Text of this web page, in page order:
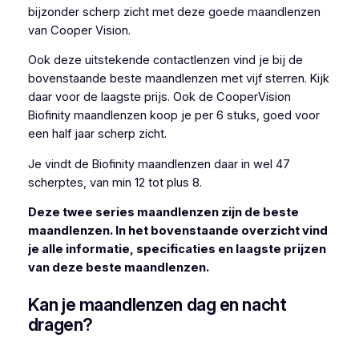
bijzonder scherp zicht met deze goede maandlenzen
van Cooper Vision.
Ook deze uitstekende contactlenzen vind je bij de
bovenstaande beste maandlenzen met vijf sterren. Kijk
daar voor de laagste prijs. Ook de CooperVision
Biofinity maandlenzen koop je per 6 stuks, goed voor
een half jaar scherp zicht.
Je vindt de Biofinity maandlenzen daar in wel 47
scherptes, van min 12 tot plus 8.
Deze twee series maandlenzen zijn de beste
maandlenzen. In het bovenstaande overzicht vind
je alle informatie, specificaties en laagste prijzen
van deze beste maandlenzen.
Kan je maandlenzen dag en nacht
dragen?